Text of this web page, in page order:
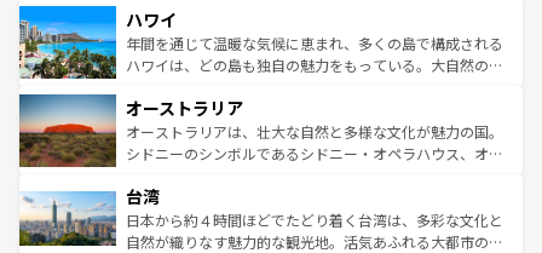
ば市内交通費無料で観光を楽しむこともできる。 なお、新
着のスイス情報はコンテンツ一覧 を参照してほしい。
のような巨大都市は、観光、ショッピング、エンターテイ
ンメントが詰まった刺激的なスポットだ。一方、アメリカ
西部には大自然が広がり、グランドキャニオンやイエロー
部のニューオーリンズでは、音楽と美食が融合した独特の
文化が魅力。旅行者はアメリカの各地域で異なる魅力を楽
しみながら、その多様性と豊かな歴史を感じることができ
ならではの贅沢な旅のスタイルだ。 なお、新着のアメリカ
情報はコンテンツ一覧を参照してほしい。
ハワイ
年間を通じて温暖な気候に恵まれ、多くの島で構成される
ハワイは、どの島も独自の魅力をもっている。大自然の神
ワイ島は見逃せない。また、定番の観光地といえばオアフ
島だが、静かな自然を求めるならマウイ島やカウアイ島が
おすすめ。エメラルドグリーンに輝く海をはじめ、豊かな
れるおもてなしの心で訪れる人々を迎えてくれるハワイの
人々、おいしいローカルフードやハワイアンミュージッ
ク、伝統的なフラダンスなど、すべてがハワイの魅力を彩
オーストラリア
オーストラリアは、壮大な自然と多様な文化が魅力の国。
シドニーのシンボルであるシドニー・オペラハウス、オー
リアリーフや大陸中央部にそびえるウルル（エアーズロッ
ク）、タスマニアの美しい原生林やケアンズの熱帯雨林な
ど、見どころがたくさん。また、カフェやワイン、オージ
台湾
日本から約４時間ほどでたどり着く台湾は、多彩な文化と
自然が織りなす魅力的な観光地。活気あふれる大都市の台